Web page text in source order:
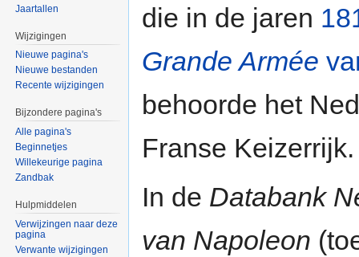
die in de jaren
Grande Armée
behoorde het
Franse Keizerrijk.
In de Databank
van Napoleon
Jaartallen
Wijzigingen
Nieuwe pagina's
Nieuwe bestanden
Recente wijzigingen
Bijzondere pagina's
Alle pagina's
Beginnetjes
Willekeurige pagina
Zandbak
Hulpmiddelen
Verwijzingen naar deze
pagina
Verwante wijzigingen